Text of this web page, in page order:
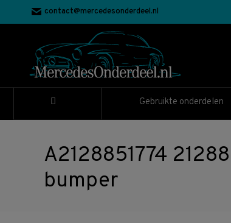
contact@mercedesonderdeel.nl
Gebruikte onderdelen
A2128851774
bumper